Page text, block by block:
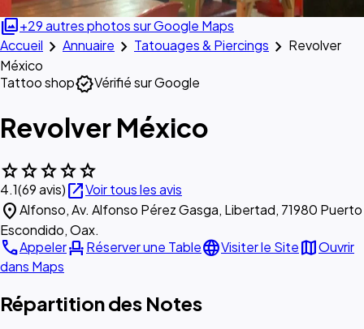
photo_library+29 autres photos sur Google Maps
Accueil chevron_right Annuaire chevron_right Tatouages & Piercings chevron_right Revolver
México
Tattoo shopverifiedVérifié sur Google
Revolver México
starstarstarstarstar
4.1(69 avis)open_in_newVoir tous les avis
location_onAlfonso, Av. Alfonso Pérez Gasga, Libertad, 71980 Puerto
Escondido, Oax.
callAppelerevent_seatRéserver une TablelanguageVisiter le SitemapOuvrir
dans Maps
Répartition des Notes